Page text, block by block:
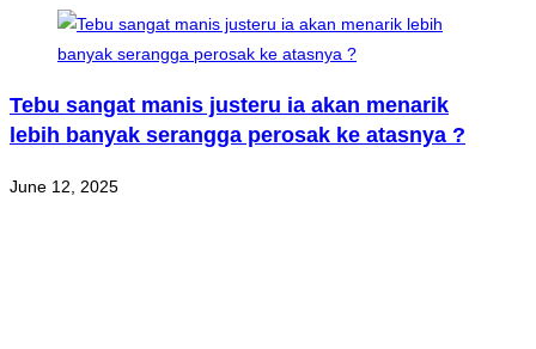
Tebu sangat manis justeru ia akan menarik
lebih banyak serangga perosak ke atasnya ?
June 12, 2025